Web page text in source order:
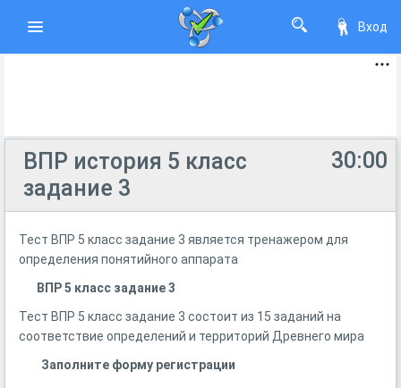
Вход
30:00
ВПР история 5 класс
задание 3
Тест ВПР 5 класс задание 3 является тренажером для
определения понятийного аппарата
ВПР 5 класс задание 3
Тест ВПР 5 класс задание 3 состоит из 15 заданий на
соответствие определений и территорий Древнего мира
Заполните форму регистрации